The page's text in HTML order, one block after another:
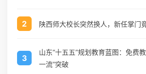
2 陕西师大校长突然换人，新任掌门
3
山东“十五五”规划教育蓝图：免费
一流”突破